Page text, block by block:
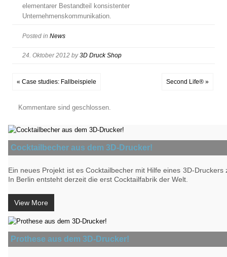
elementarer Bestandteil konsistenter
Unternehmenskommunikation.
Posted in News
24. Oktober 2012 by3D Druck Shop
« Case studies: Fallbeispiele Second Life® »
Kommentare sind geschlossen.
Cocktailbecher aus dem 3D-Drucker!
Ein neues Projekt ist es Cocktailbecher mit Hilfe eines 3D-Druckers
In Berlin entsteht derzeit die erst Cocktailfabrik der Welt.
View More
Prothese aus dem 3D-Drucker!